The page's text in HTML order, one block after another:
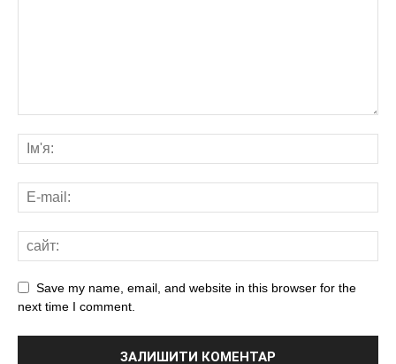
Save my name, email, and website in this browser for the
next time I comment.